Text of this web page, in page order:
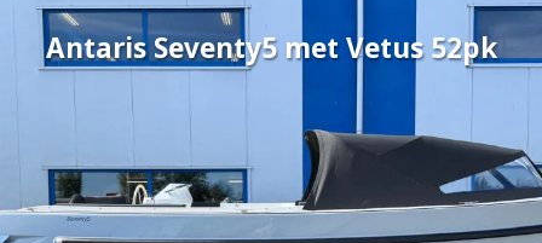
Antaris Seventy5 met Vetus 52pk